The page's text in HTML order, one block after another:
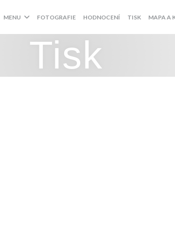
MENU FOTOGRAFIE HODNOCENÍ TISK MAPA A
Tisk